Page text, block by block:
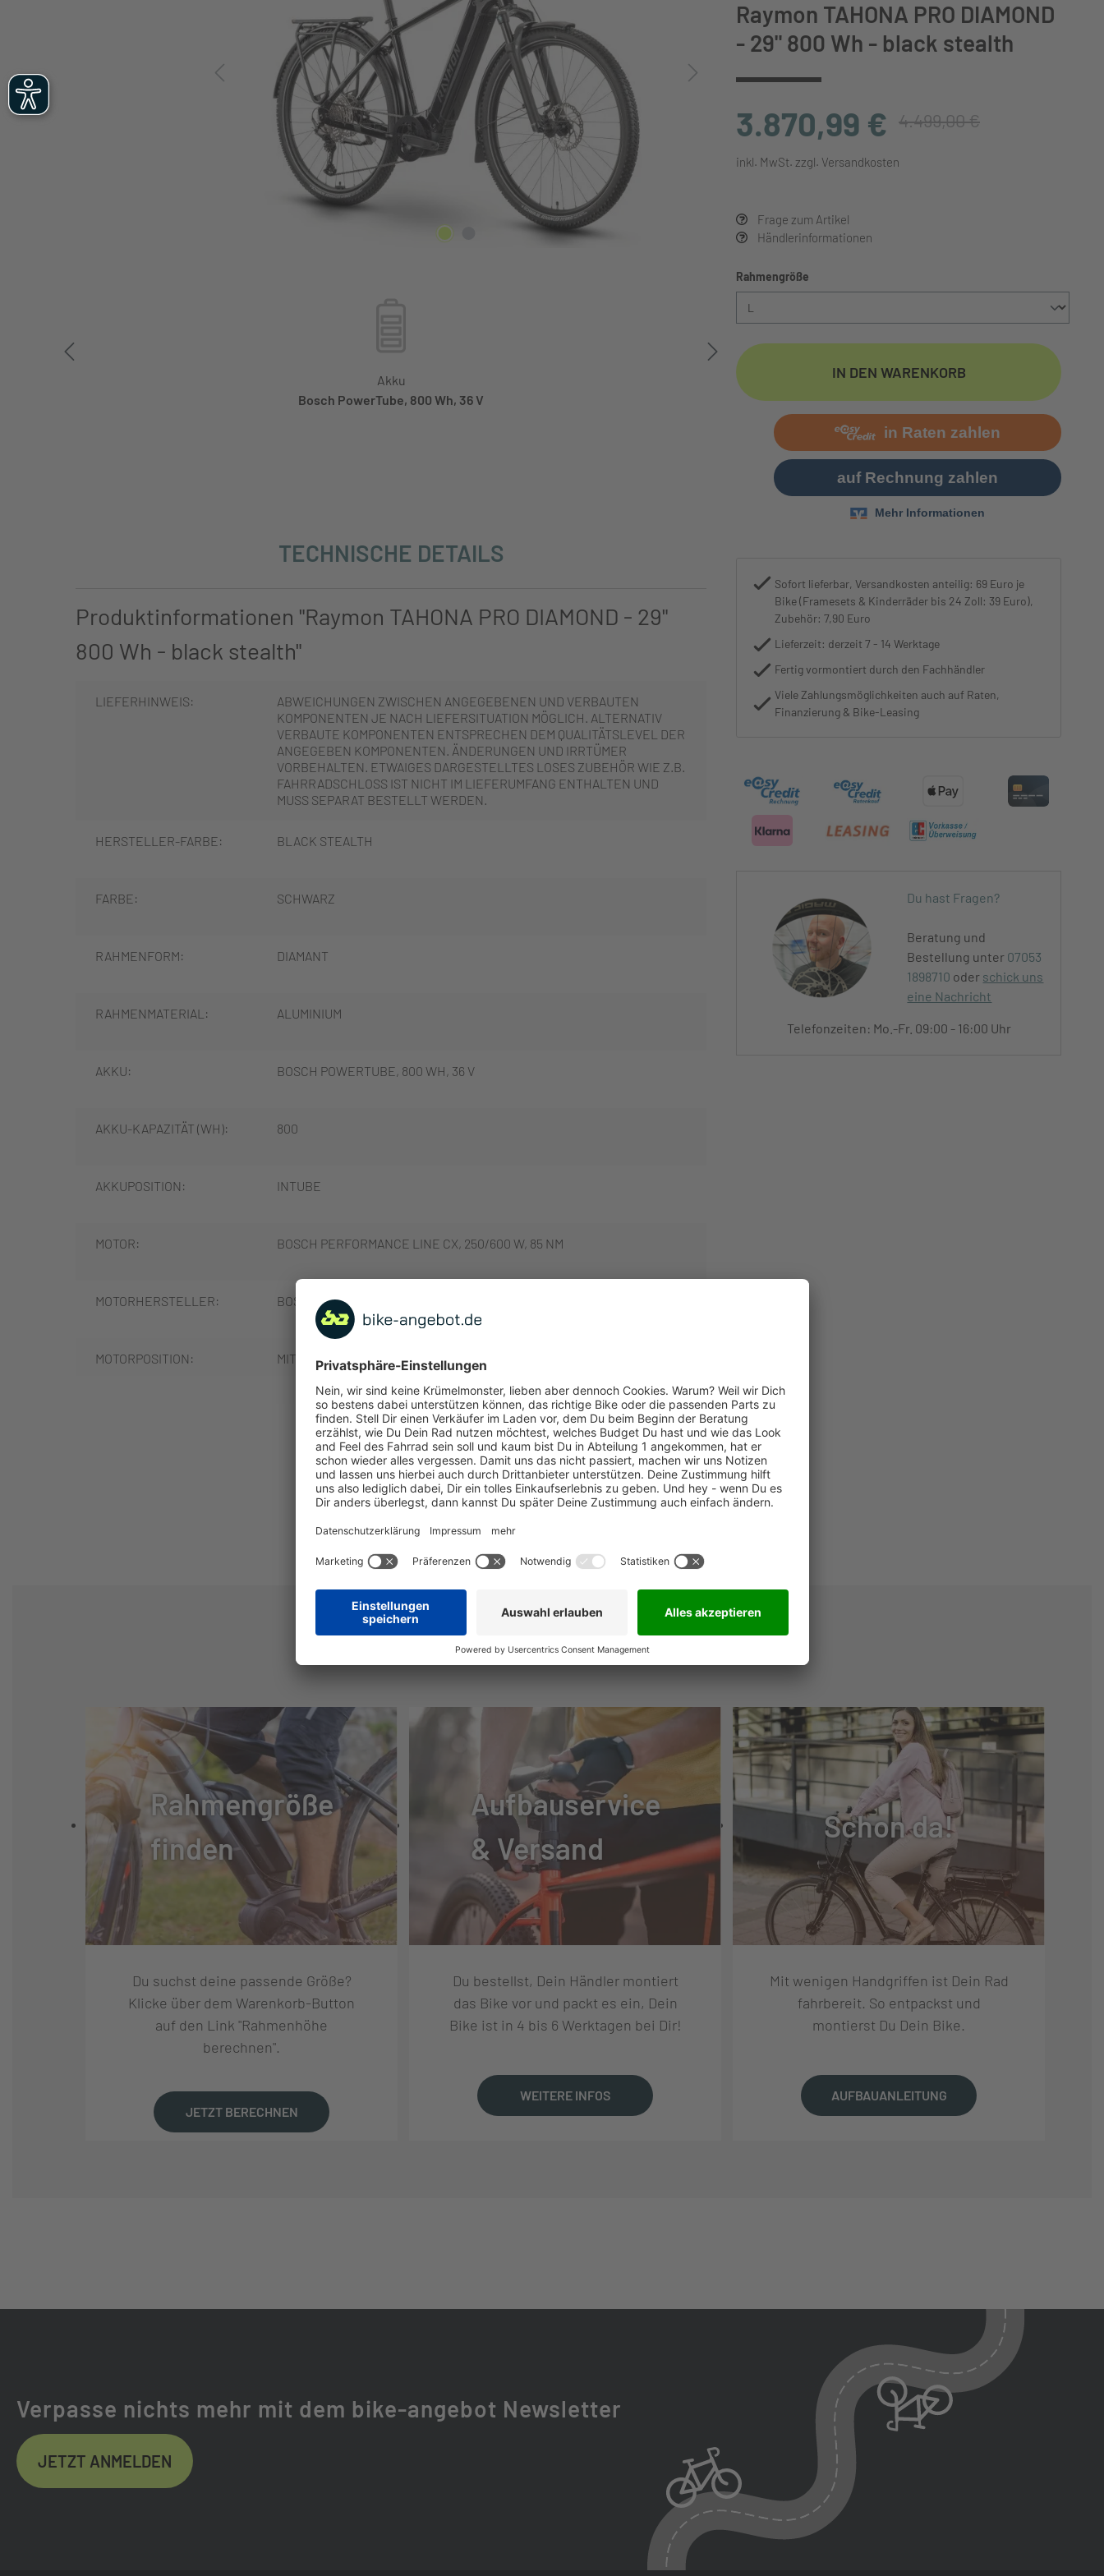
Akku
Bosch PowerTube, 800 Wh, 36 V
Motor
Bosch Performance Line CX,
Raymon TAHONA PRO DIAMOND
- 29" 800 Wh - black stealth
3.870,99 € 4.499,00 €
inkl. MwSt. zzgl. Versandkosten
Frage zum Artikel
Händlerinformationen
Rahmengröße
IN DEN WARENKORB
Sofort lieferbar, Versandkosten anteilig: 69 Euro je
Bike (Framesets & Kinderräder bis 24 Zoll: 39 Euro),
Zubehör: 7,90 Euro
Lieferzeit: derzeit 7 - 14 Werktage
Fertig vormontiert durch den Fachhändler
Viele Zahlungsmöglichkeiten auch auf Raten,
Finanzierung & Bike-Leasing
Du hast Fragen?
Beratung und
Bestellung unter 07053
1898710 oder schick uns
eine Nachricht
Telefonzeiten: Mo.-Fr. 09:00 - 16:00 Uhr
TECHNISCHE DETAILS
Produktinformationen "Raymon TAHONA PRO DIAMOND - 29"
800 Wh - black stealth"
LIEFERHINWEIS:
ABWEICHUNGEN ZWISCHEN ANGEGEBENEN UND VERBAUTEN
KOMPONENTEN JE NACH LIEFERSITUATION MÖGLICH. ALTERNATIV
VERBAUTE KOMPONENTEN ENTSPRECHEN DEM QUALITÄTSLEVEL DER
ANGEGEBEN KOMPONENTEN. ÄNDERUNGEN UND IRRTÜMER
VORBEHALTEN. ETWAIGES DARGESTELLTES LOSES ZUBEHÖR WIE Z.B.
FAHRRADSCHLOSS IST NICHT IM LIEFERUMFANG ENTHALTEN UND
MUSS SEPARAT BESTELLT WERDEN.
HERSTELLER-FARBE: BLACK STEALTH
FARBE: SCHWARZ
RAHMENFORM: DIAMANT
RAHMENMATERIAL: ALUMINIUM
AKKU: BOSCH POWERTUBE, 800 WH, 36 V
AKKU-KAPAZITÄT (WH): 800
AKKUPOSITION: INTUBE
MOTOR: BOSCH PERFORMANCE LINE CX, 250/600 W, 85 NM
MOTORHERSTELLER: BOSCH
MOTORPOSITION: MITTELMOTOR
BOSCH PURION 200, BLUETOOTH
SCHEIBENBREMSE, HYDRAULISCH
TEKTRO VOLANS
RÜCKTRITT/FREILAUF: FREILAUF
SCHALTUNGSTYP: KETTENSCHALTUNG
SCHALTUNGSHERSTELLE
SHIMANO
SCHALTUNG: SHIMANO DEORE, RD-M6100, SHADOW PLUS, 12-S
SCHALTHEBEL: SHIMANO DEORE, SL-M6100, RAPIDFIRE PLUS
12
KURBELSATZ: RAYMON, NARROW WIDE, 40T, CG
MEHR ANZEIGEN
NÜTZLICHE INFOS
Rahmengröße
finden
Du suchst deine passende Größe?
Klicke über dem Warenkorb-Button
auf den Link "Rahmenhöhe
berechnen".
JETZT BERECHNEN
Aufbauservice
& Versand
Du bestellst, Dein Händler montiert
das Bike vor und packt es ein, Dein
Bike ist in 4 bis 6 Werktagen bei Dir!
WEITERE INFOS
Schon da!
Mit wenigen Handgriffen ist Dein Rad
fahrbereit. So entpackst und
montierst Du Dein Bike.
AUFBAUANLEITUNG
Verpasse nichts mehr mit dem bike-angebot Newsletter
JETZT ANMELDEN